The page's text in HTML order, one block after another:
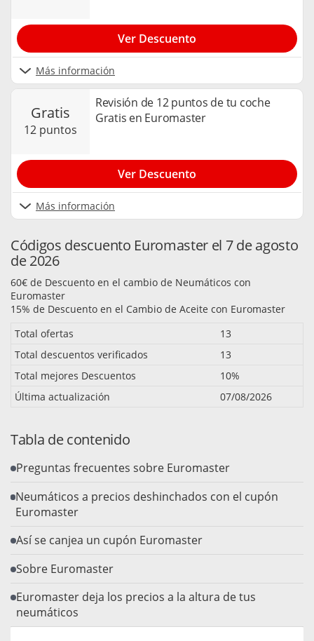
Más información
Ver Descuento
gratis
12 puntos
Revisión de 12 puntos de tu coche
Gratis en Euromaster
Más información
Ver Descuento
Códigos descuento Euromaster el 7 de agosto
de 2026
60€ de Descuento en el cambio de Neumáticos con
Euromaster
15% de Descuento en el Cambio de Aceite con Euromaster
Total ofertas
13
Total descuentos verificados
13
Total mejores Descuentos
10%
Última actualización
07/08/2026
Tabla de contenido
Preguntas frecuentes sobre Euromaster
Neumáticos a precios deshinchados con el cupón
Euromaster
Así se canjea un cupón Euromaster
Sobre Euromaster
Euromaster deja los precios a la altura de tus
neumáticos